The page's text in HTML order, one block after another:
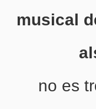
musical
no es